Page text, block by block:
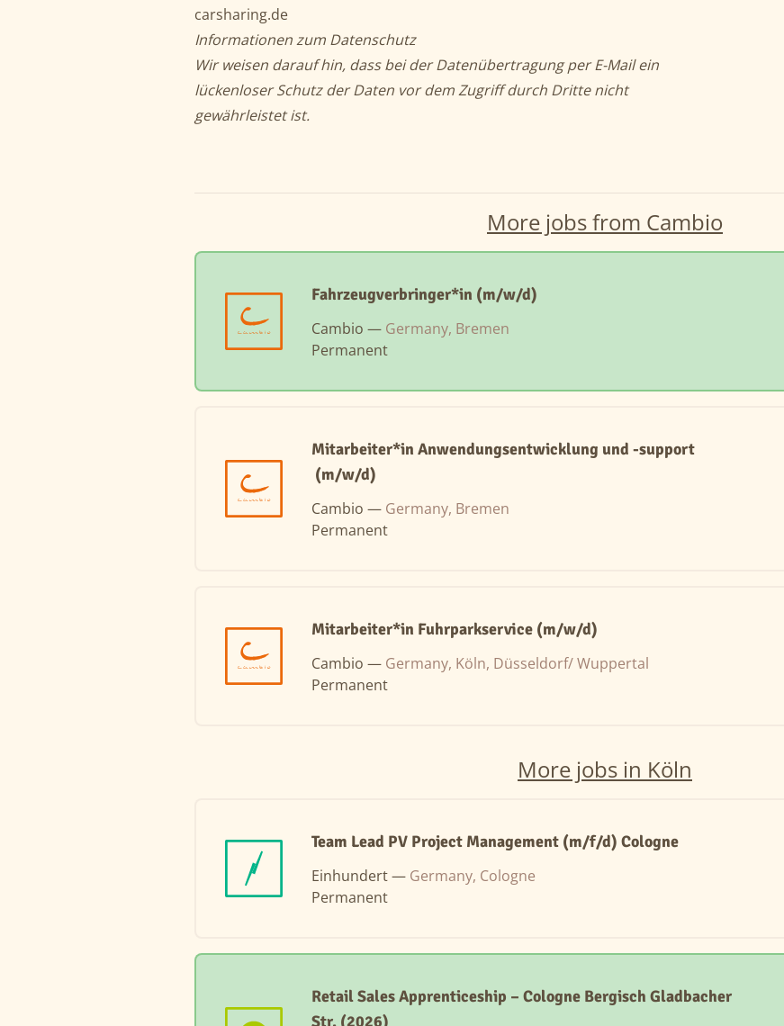
carsharing.de
Informationen zum Datenschutz
Wir weisen darauf hin, dass bei der Datenübertragung per E-Mail ein
lückenloser Schutz der Daten vor dem Zugriff durch Dritte nicht
gewährleistet ist.
More jobs from Cambio
Fahrzeugverbringer*in (m/w/d)
Cambio — Germany, Bremen
Permanent
Mitarbeiter*in Anwendungsentwicklung und -support
(m/w/d)
Cambio — Germany, Bremen
Permanent
Mitarbeiter*in Fuhrparkservice (m/w/d)
Cambio — Germany, Köln, Düsseldorf/ Wuppertal
Permanent
More jobs in Köln
Team Lead PV Project Management (m/f/d) Cologne
Einhundert — Germany, Cologne
Permanent
Retail Sales Apprenticeship – Cologne Bergisch Gladbacher
Str. (2026)